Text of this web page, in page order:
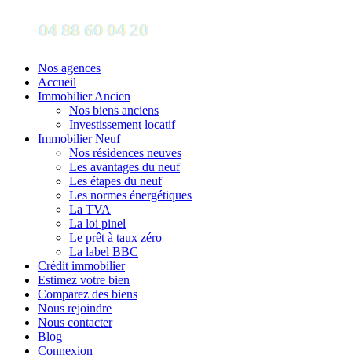
Nos agences
Accueil
Immobilier Ancien
Nos biens anciens
Investissement locatif
Immobilier Neuf
Nos résidences neuves
Les avantages du neuf
Les étapes du neuf
Les normes énergétiques
La TVA
La loi pinel
Le prêt à taux zéro
La label BBC
Crédit immobilier
Estimez votre bien
Comparez des biens
Nous rejoindre
Nous contacter
Blog
Connexion